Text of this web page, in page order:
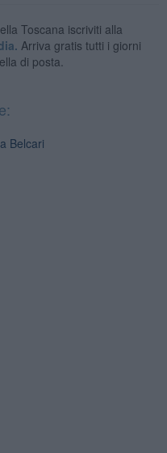
Toscana iscriviti alla
Arriva gratis tutti i giorni
di posta.
Belcari